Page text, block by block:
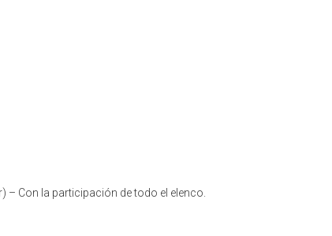
– Con la participación de todo el elenco.